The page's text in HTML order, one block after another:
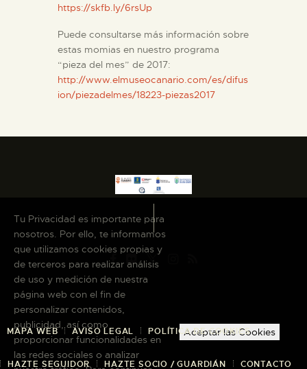
https://skfb.ly/6rsUp
Puede consultarse más información sobre
estas momias en nuestro programa
“pieza del mes” de 2017:
http://www.elmuseocanario.com/es/difus
ion/piezadelmes/18223-piezas2017
MAPA WEB AVISO LEGAL POLÍTICA DE COOKIES
HAZTE SEGUIDOR HAZTE SOCIO / GUARDIÁN CONTACTO
Tu Privacidad es importante para
nosotros. Por ello, te informamos
que utilizamos cookies propias y
de terceros para realizar análisis
de uso y medición de nuestra
página web con el fin de
personalizar contenidos,
publicidad, así como
proporcionar funcionalidades en
las redes sociales o analizar
Aceptar las Cookies